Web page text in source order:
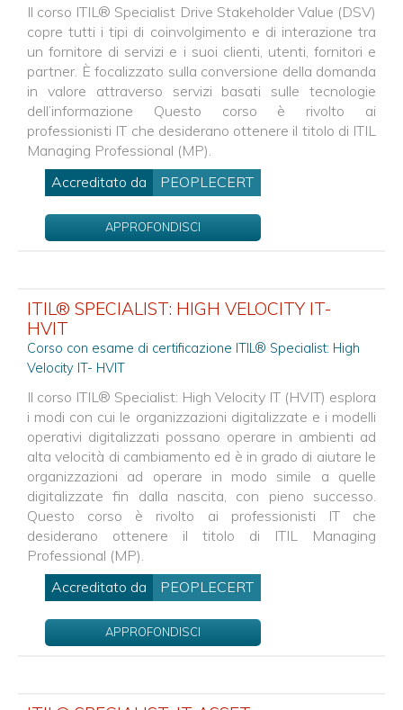
Il corso ITIL® Specialist Drive Stakeholder Value (DSV)
copre tutti i tipi di coinvolgimento e di interazione tra
un fornitore di servizi e i suoi clienti, utenti, fornitori e
partner. È focalizzato sulla conversione della domanda
in valore attraverso servizi basati sulle tecnologie
dell’informazione Questo corso è rivolto ai
professionisti IT che desiderano ottenere il titolo di ITIL
Managing Professional (MP).
Accreditato da
PEOPLECERT
APPROFONDISCI
ITIL® SPECIALIST: HIGH VELOCITY IT-
HVIT
Corso con esame di certificazione ITIL® Specialist: High
Velocity IT- HVIT
Il corso ITIL® Specialist: High Velocity IT (HVIT) esplora
i modi con cui le organizzazioni digitalizzate e i modelli
operativi digitalizzati possano operare in ambienti ad
alta velocità di cambiamento ed è in grado di aiutare le
organizzazioni ad operare in modo simile a quelle
digitalizzate fin dalla nascita, con pieno successo.
Questo corso è rivolto ai professionisti IT che
desiderano ottenere il titolo di ITIL Managing
Professional (MP).
Accreditato da
PEOPLECERT
APPROFONDISCI